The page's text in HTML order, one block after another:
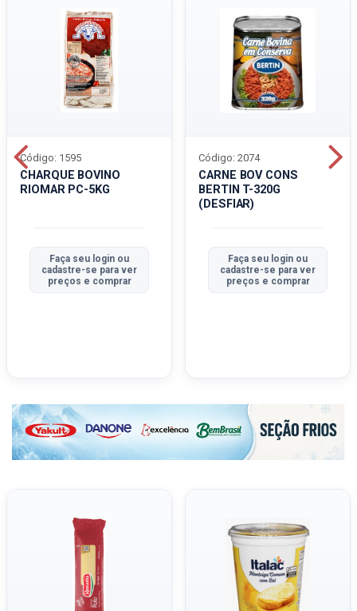
CHARQUE BOVINO
RIOMAR PC-5KG
Código: 1595
Faça seu login ou
cadastre-se para ver
preços e comprar
CARNE BOV CONS
BERTIN T-320G
(DESFIAR)
Código: 2074
Faça seu login ou
cadastre-se para ver
preços e comprar